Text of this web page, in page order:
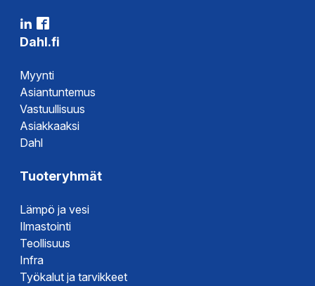
Dahl.fi
Myynti
Asiantuntemus
Vastuullisuus
Asiakkaaksi
Dahl
Tuoteryhmät
Lämpö ja vesi
Ilmastointi
Teollisuus
Infra
Työkalut ja tarvikkeet